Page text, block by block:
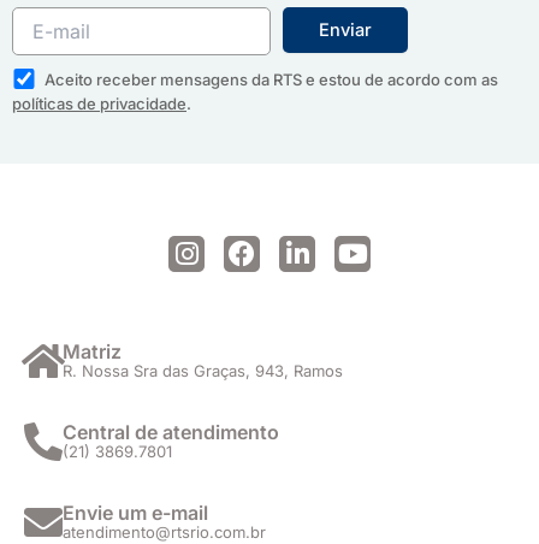
Aceito receber mensagens da RTS e estou de acordo com as
políticas de privacidade.
I
n
g
a
F
a
o
k
L
i
d
Y
o
Matriz
R. Nossa Sra das Graças, 943, Ramos
Central de atendimento
(21) 3869.7801
Envie um e-mail
atendimento@rtsrio.com.br